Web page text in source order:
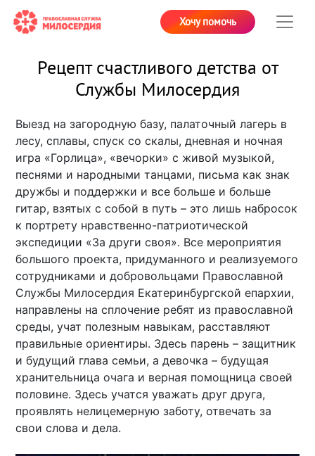
Хочу помочь
Рецепт счастливого детства от
Службы Милосердия
Выезд на загородную базу, палаточный лагерь в
лесу, сплавы, спуск со скалы, дневная и ночная
игра «Горлица», «вечорки» с живой музыкой,
песнями и народными танцами, письма как знак
дружбы и поддержки и все больше и больше
гитар, взятых с собой в путь – это лишь набросок
к портрету нравственно-патриотической
экспедиции «За други своя». Все мероприятия
большого проекта, придуманного и реализуемого
сотрудниками и добровольцами Православной
Службы Милосердия Екатеринбургской епархии,
направлены на сплочение ребят из православной
среды, учат полезным навыкам, расставляют
правильные ориентиры. Здесь парень – защитник
и будущий глава семьи, а девочка – будущая
хранительница очага и верная помощница своей
половине. Здесь учатся уважать друг друга,
проявлять нелицемерную заботу, отвечать за
свои слова и дела.